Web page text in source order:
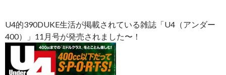
U4的390DUKE生活が掲載されている雑誌「U4（アンダー
400）」11月号が発売されました〜！